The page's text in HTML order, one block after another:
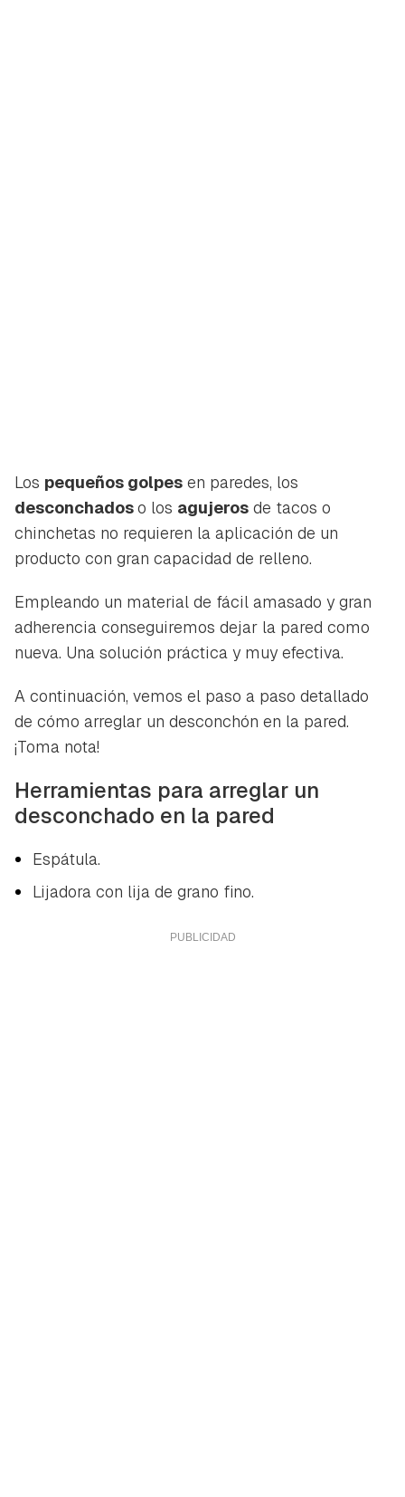
Los pequeños golpes en paredes, los
desconchadoso los agujeros de tacos o
chinchetas no requieren la aplicación de un
producto con gran capacidad de relleno.
Empleando un material de fácil amasado y gran
adherencia conseguiremos dejar la pared como
nueva. Una solución práctica y muy efectiva.
A continuación, vemos el paso a paso detallado
de cómo arreglar un desconchón en la pared.
¡Toma nota!
Herramientas para arreglar un
desconchado en la pared
Espátula.
Lijadora con lija de grano fino.